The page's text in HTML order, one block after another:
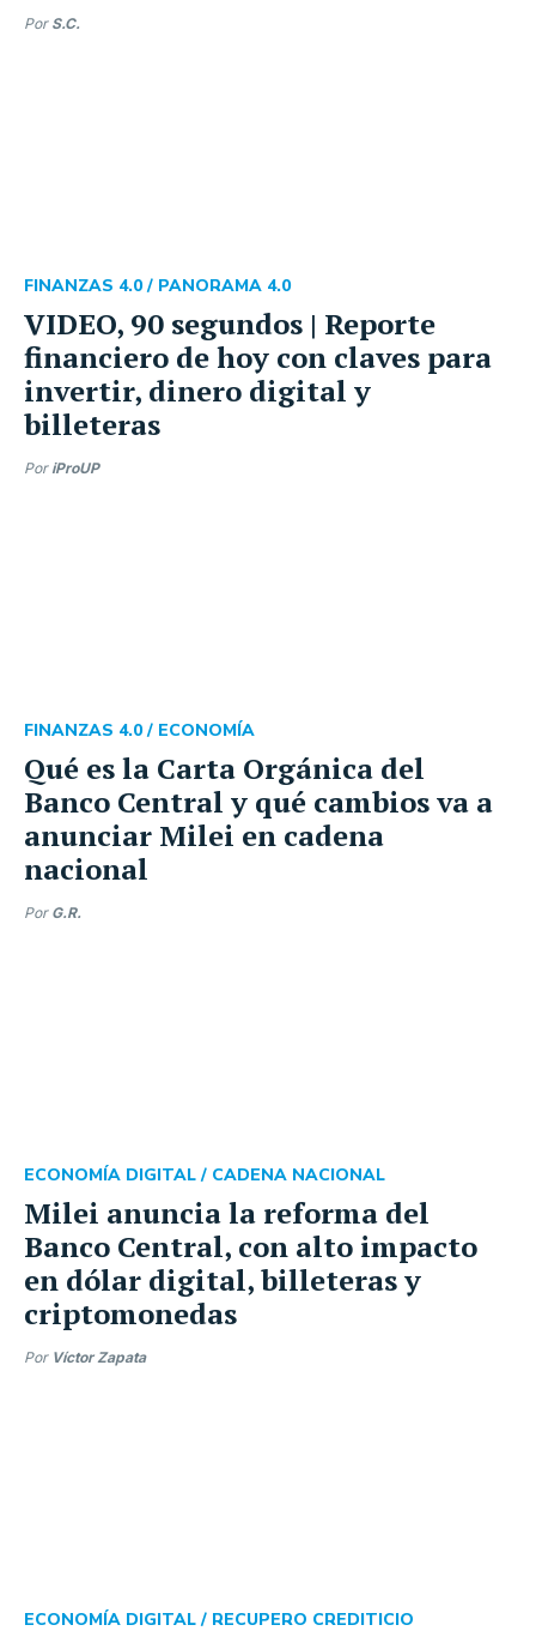
Por S.C.
VIDEO, 90 segundos | Reporte
financiero de hoy con claves para
invertir, dinero digital y
billeteras
FINANZAS 4.0 / PANORAMA 4.0
Por iProUP
Qué es la Carta Orgánica del
Banco Central y qué cambios va a
anunciar Milei en cadena
nacional
FINANZAS 4.0 / ECONOMÍA
Por G.R.
Milei anuncia la reforma del
Banco Central, con alto impacto
en dólar digital, billeteras y
criptomonedas
ECONOMÍA DIGITAL / CADENA NACIONAL
Por Víctor Zapata
ECONOMÍA DIGITAL / RECUPERO CREDITICIO